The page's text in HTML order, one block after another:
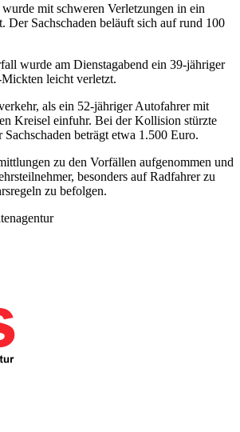
mit schweren Verletzungen in ein
Der Sachschaden beläuft sich auf rund 100
wurde am Dienstagabend ein 39-jähriger
leicht verletzt.
als ein 52-jähriger Autofahrer mit
Kreisel einfuhr. Bei der Kollision stürzte
Sachschaden beträgt etwa 1.500 Euro.
zu den Vorfällen aufgenommen und
besonders auf Radfahrer zu
zu befolgen.